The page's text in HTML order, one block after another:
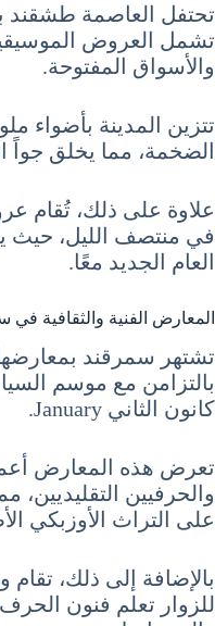
تحتفل العاصمة طشقند
تشمل العروض
والأسواق المفتوحة.
تتزين المدينة بأضواء
الضخمة، مما يخلق جواً
علاوة على ذلك، تُقام
في منتصف الليل، حيث
العام الجديد معًا.
المعارض الفنية والثقافية في
تشتهر سمرقند بمعارضها
كانون الثاني January.
تعرض هذه المعارض
والحرفيين التقليديين،
على التراث الأوزبكي
بالإضافة إلى ذلك،
للزوار تعلم فنون الحرف